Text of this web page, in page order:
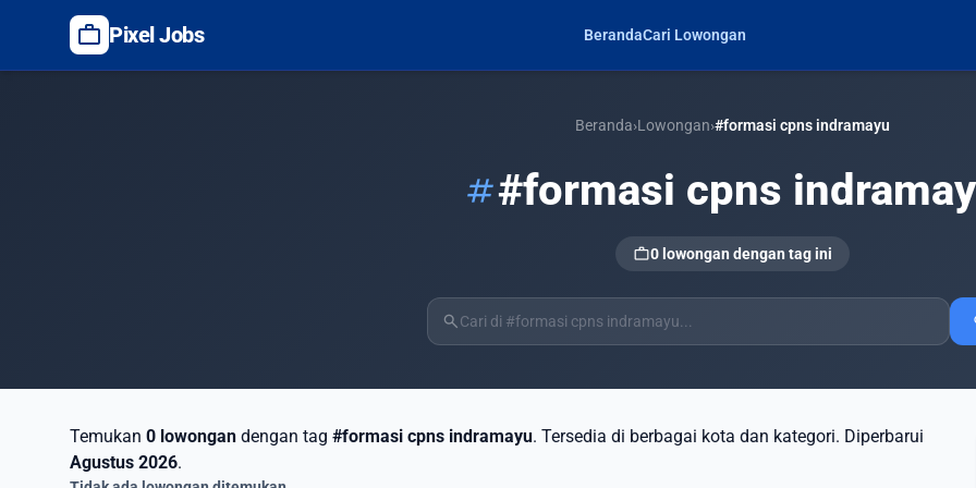
work Pixel Jobs BerandaCari Lowongan
Beranda›Lowongan›#formasi cpns indramayu
tag#formasi cpns
work0 lowongan dengan tag ini
search
Temukan 0 lowongan dengan tag #formasi cpns indramayu. Tersedia di berbagai kota dan kategori. Diperbarui
Agustus 2026.